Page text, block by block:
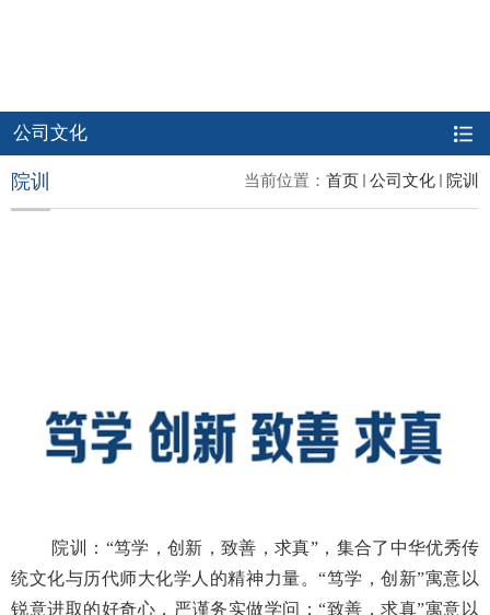
公司文化
当前位置： 首页 公司文化 院训
院训
院训：“笃学，创新，致善，求真”，集合了中华优秀传
统文化与历代师大化学人的精神力量。“笃学，创新”寓意以
锐意进取的好奇心，严谨务实做学问；“致善，求真”寓意以